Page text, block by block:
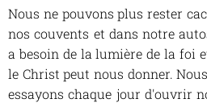
Nous ne pouvons plus rester
nos couvents et dans notre
a besoin de la lumière de la foi
le Christ peut nous donner.
essayons chaque jour d'ouvrir